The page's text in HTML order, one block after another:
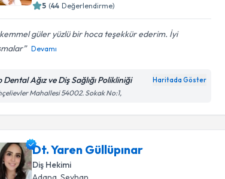
5 (44 Değerlendirme)
güler yüzlü bir hoca teşekkür ederim. İyi
Devamı
Dental Ağız ve Diş Sağlığı Polikliniği Haritada Göster
Mahallesi 54002. Sokak No:1,
Dt. Yaren Güllüpınar
Diş Hekimi